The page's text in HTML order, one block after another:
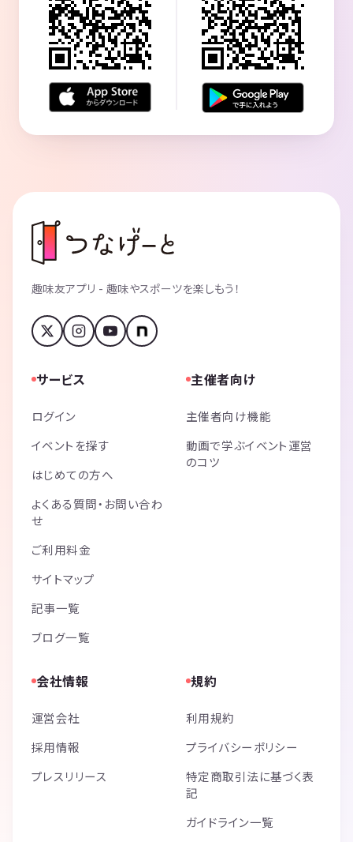
趣味友アプリ - 趣味やスポーツを楽しもう！
サービス
ログイン
イベントを探す
はじめての方へ
よくある質問・お問い合わ
せ
ご利用料金
サイトマップ
記事一覧
ブログ一覧
主催者向け
主催者向け機能
動画で学ぶイベント運営
のコツ
会社情報
運営会社
採用情報
プレスリリース
規約
利用規約
プライバシーポリシー
特定商取引法に基づく表
記
ガイドライン一覧